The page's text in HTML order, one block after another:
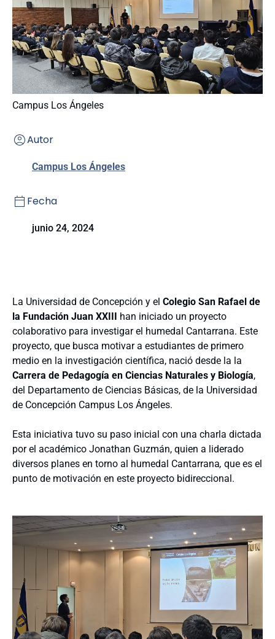
Campus Los Ángeles
Autor
Campus Los Ángeles
Fecha
junio 24, 2024
La Universidad de Concepción y el Colegio San Rafael de
la Fundación Juan XXIII han iniciado un proyecto
colaborativo para investigar el humedal Cantarrana. Este
proyecto, que busca motivar a estudiantes de primero
medio en la investigación científica, nació desde la la
Carrera de Pedagogía en Ciencias Naturales y Biología,
del Departamento de Ciencias Básicas, de la Universidad
de Concepción Campus Los Ángeles.
Esta iniciativa tuvo su paso inicial con una charla dictada
por el académico Jonathan Guzmán, quien a liderado
diversos planes en torno al humedal Cantarrana, que es el
punto de motivación en este proyecto bidireccional.